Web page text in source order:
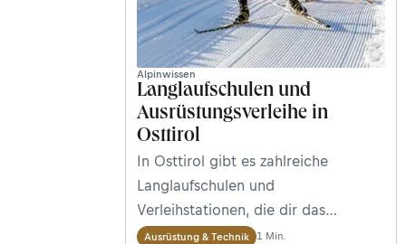
Alpinwissen
Langlaufschulen und
Ausrüstungsverleihe in
Osttirol
In Osttirol gibt es zahlreiche
Langlaufschulen und
Verleihstationen, die dir das
passende Equipment und
Ausrüstung & Technik 1 Min.